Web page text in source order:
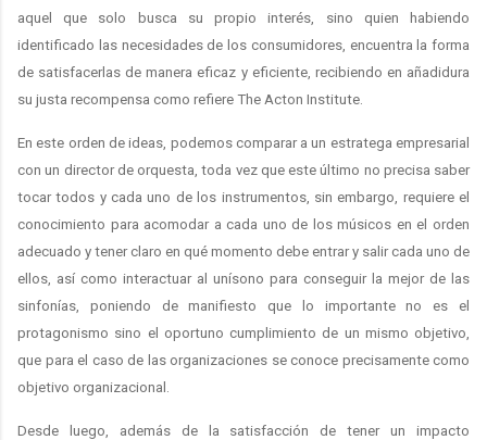
aquel que solo busca su propio interés, sino quien habiendo
identificado las necesidades de los consumidores, encuentra la forma
de satisfacerlas de manera eficaz y eficiente, recibiendo en añadidura
su justa recompensa como refiere The Acton Institute.
En este orden de ideas, podemos comparar a un estratega empresarial
con un director de orquesta, toda vez que este último no precisa saber
tocar todos y cada uno de los instrumentos, sin embargo, requiere el
conocimiento para acomodar a cada uno de los músicos en el orden
adecuado y tener claro en qué momento debe entrar y salir cada uno de
ellos, así como interactuar al unísono para conseguir la mejor de las
sinfonías, poniendo de manifiesto que lo importante no es el
protagonismo sino el oportuno cumplimiento de un mismo objetivo,
que para el caso de las organizaciones se conoce precisamente como
objetivo organizacional.
Desde luego, además de la satisfacción de tener un impacto